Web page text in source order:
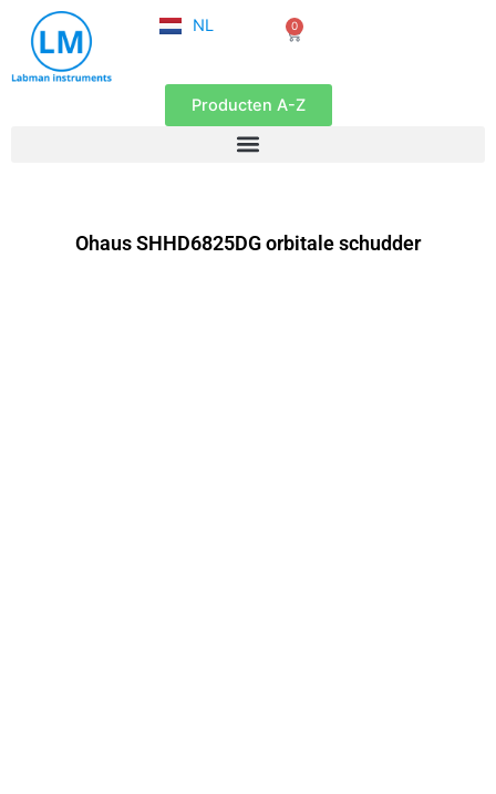
naar
NL
EN
0
Winkelwagen
Producten A-Z
Ohaus SHHD6825DG orbitale schudder